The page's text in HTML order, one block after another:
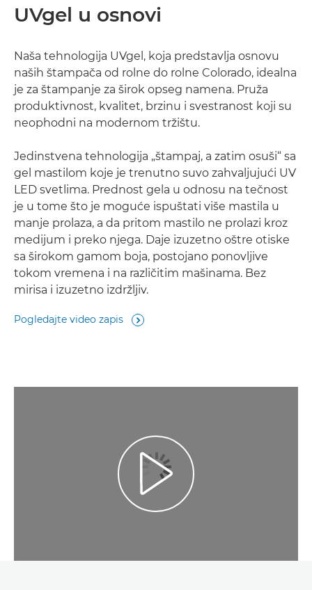
UVgel u osnovi
Naša tehnologija UVgel, koja predstavlja osnovu
naših štampača od rolne do rolne Colorado, idealna
je za štampanje za širok opseg namena. Pruža
produktivnost, kvalitet, brzinu i svestranost koji su
neophodni na modernom tržištu.
Jedinstvena tehnologija „štampaj, a zatim osuši“ sa
gel mastilom koje je trenutno suvo zahvaljujući UV
LED svetlima. Prednost gela u odnosu na tečnost
je u tome što je moguće ispuštati više mastila u
manje prolaza, a da pritom mastilo ne prolazi kroz
medijum i preko njega. Daje izuzetno oštre otiske
sa širokom gamom boja, postojano ponovljive
tokom vremena i na različitim mašinama. Bez
mirisa i izuzetno izdržljiv.
Pogledajte video zapis 
Play Video